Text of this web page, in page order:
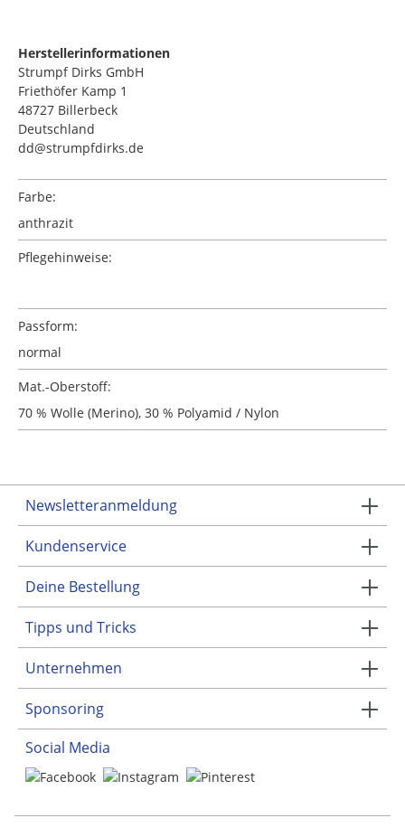
Herstellerinformationen
Strumpf Dirks GmbH
Friethöfer Kamp 1
48727 Billerbeck
Deutschland
dd@strumpfdirks.de
Farbe:
anthrazit
Pflegehinweise:
Passform:
normal
Mat.-Oberstoff:
70 % Wolle (Merino), 30 % Polyamid / Nylon
Newsletteranmeldung
Kundenservice
Deine Bestellung
Tipps und Tricks
Unternehmen
Sponsoring
Social Media